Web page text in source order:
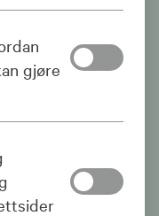
å gå foran der vi
og planer at
på en bærekraftig
forvaltningen av
vi jobber
hvordan våre
som selskap
gjøre